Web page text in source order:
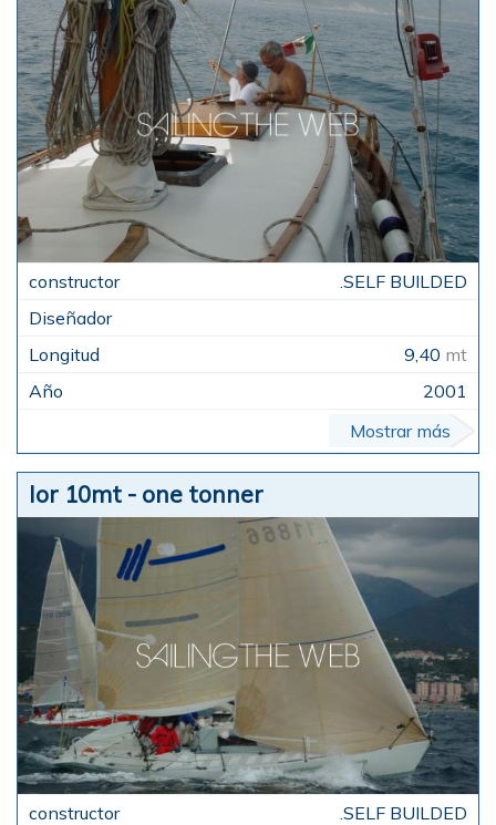
.SELF BUILDED
9,40 mt
2001
Mostrar más
Ior 10mt - one tonner
.SELF BUILDED